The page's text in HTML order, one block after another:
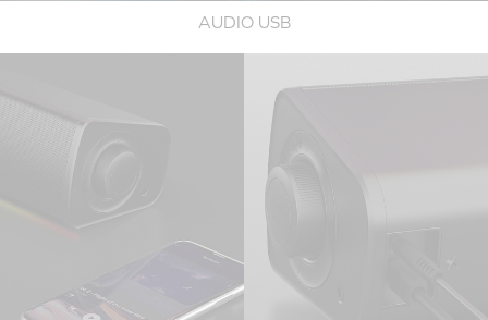
AUDIO USB